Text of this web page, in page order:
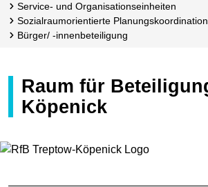
Service- und Organisations­einheiten
Sozialraum­orientierte Planungs­koordination
Bürger/ -innen­beteiligung
Raum für Beteiligung Treptow-
Köpenick